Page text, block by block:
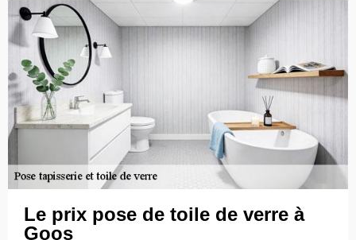
Le prix pose de toile de verre à
Goos